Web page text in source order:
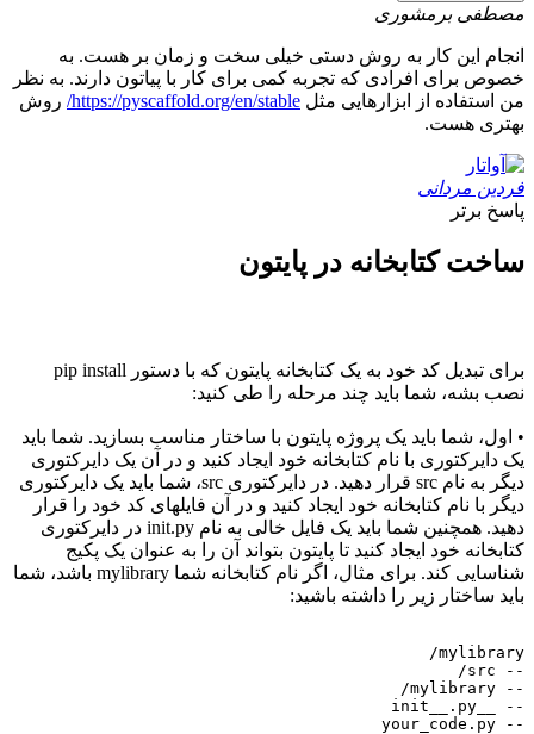
مصطفی برمشوری
انجام این کار به روش دستی خیلی سخت و زمان بر هست. به
خصوص برای افرادی که تجربه کمی برای کار با پیاتون دارند. به نظر
من استفاده از ابزارهایی مثل https://pyscaffold.org/en/stable/ روش
بهتری هست.
فردین مردانی
پاسخ برتر
ساخت کتابخانه در پایتون
برای تبدیل کد خود به یک کتابخانه پایتون که با دستور pip install
نصب بشه، شما باید چند مرحله را طی کنید:
• اول، شما باید یک پروژه پایتون با ساختار مناسب بسازید. شما باید
یک دایرکتوری با نام کتابخانه خود ایجاد کنید و در آن یک دایرکتوری
دیگر به نام src قرار دهید. در دایرکتوری src، شما باید یک دایرکتوری
دیگر با نام کتابخانه خود ایجاد کنید و در آن فایلهای کد خود را قرار
دهید. همچنین شما باید یک فایل خالی به نام init.py در دایرکتوری
کتابخانه خود ایجاد کنید تا پایتون بتواند آن را به عنوان یک پکیج
شناسایی کند. برای مثال، اگر نام کتابخانه شما mylibrary باشد، شما
باید ساختار زیر را داشته باشید:
mylibrary/
-- src/
-- mylibrary/
-- __init__.py
-- your_code.py